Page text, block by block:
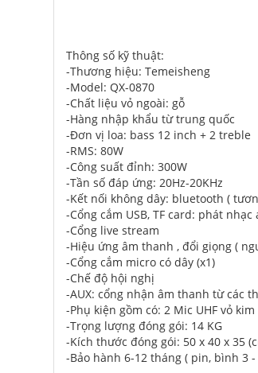
Thông số kỹ thuật:
-Thương hiệu: Temeisheng
-Model: QX-0870
-Chất liệu vỏ ngoài: gỗ
-Hàng nhập khẩu từ trung quốc
-Đơn vị loa: bass 12 inch + 2 treble
-RMS: 80W
-Công suất đỉnh: 300W
-Tần số đáp ứng: 20Hz-20KHz
-Kết nối không dây: bluetooth (
-Cổng cắm USB, TF card: phát
-Cổng live stream
-Hiệu ứng âm thanh , đổi giọng (
-Cổng cắm micro có dây (x1)
-Chế độ hội nghị
-AUX: cổng nhận âm thanh từ các
-Phụ kiện gồm có: 2 Mic UHF vỏ
-Trọng lượng đóng gói: 14 KG
-Kích thước đóng gói: 50 x 40 x 35
-Bảo hành 6-12 tháng ( pin, bình 3